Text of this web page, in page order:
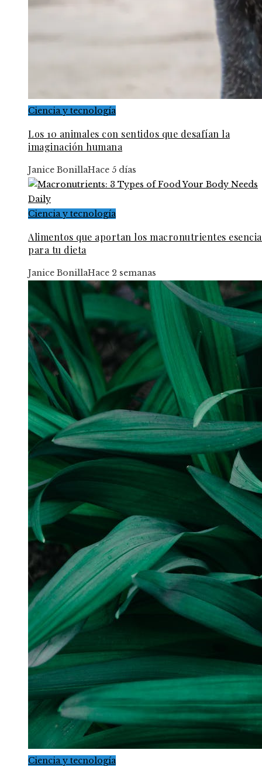
Ciencia y tecnología
Los 10 animales con sentidos que desafían la
imaginación humana
Janice BonillaHace 5 días
Ciencia y tecnología
Alimentos que aportan los macronutrientes
para tu dieta
Janice BonillaHace 2 semanas
Ciencia y tecnología